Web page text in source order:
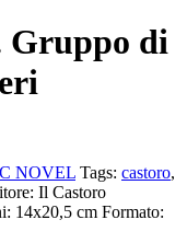
Gruppo di
NOVEL Tags: castoro,
Il Castoro
14x20,5 cm Formato: